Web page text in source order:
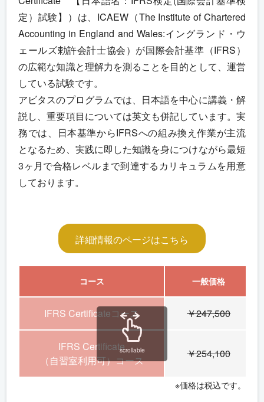
定）試験】）は、ICAEW（The Institute of Chartered
Accounting in England and Wales:イングランド・ウ
ェールズ勅許会計士協会）が国際会計基準（IFRS）
の広範な知識と理解力を測ることを目的として、運営
している試験です。
アビタスのプログラムでは、日本語を中心に講義・解
説し、重要項目については英文も併記しています。実
務では、日本基準からIFRSへの組み換え作業が主流
となるため、実践に即した知識を身につけながら最短
3ヶ月で合格レベルまで到達するカリキュラムを用意
しております。
詳細情報のページはこちら
コース 一般価格
IFRS Certificateコース ￥247,500
IFRS Certificate
（自習室利用可）コース
￥254,100
scrollable
※価格は税込です。